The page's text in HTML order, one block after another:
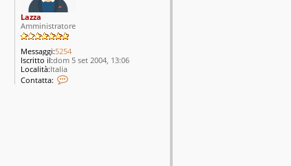
Lazza
Amministratore
Messaggi:5254
Iscritto il:dom 5 set 2004, 13:06
Località:Italia
Contatta: